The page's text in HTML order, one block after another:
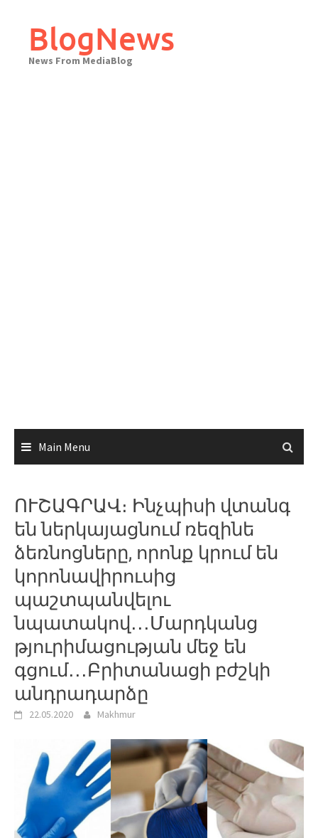
contentBlogNews
News From MediaBlog
Main Menu
ՈՒՇԱԳՐԱՎ։ Ինչպիսի վտանգ
են ներկայացնում ռեզինե
ձեռնոցները, որոնք կրում են
կորոնավիրուսից
պաշտպանվելու
նպատակով․․․Մարդկանց
թյուրիմացության մեջ են
գցում․․․Բրիտանացի բժշկի
անդրադարձը
22.05.2020 Makhmur